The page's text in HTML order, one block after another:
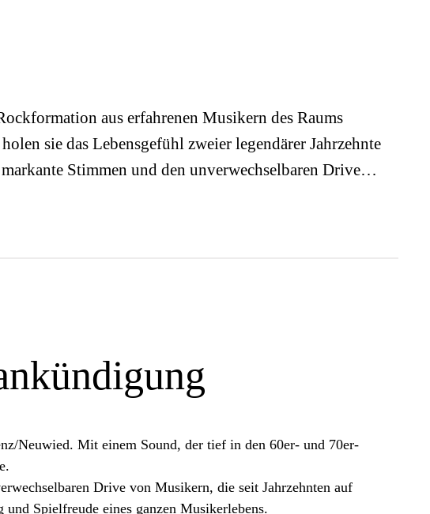
aus erfahrenen Musikern des Raums
sie das Lebensgefühl zweier legendärer Jahrzehnte
Stimmen und den unverwechselbaren Drive…
Neuwied. Mit einem Sound, der tief in den 60er- und 70er-
Drive von Musikern, die seit Jahrzehnten auf
Spielfreude eines ganzen Musikerlebens.